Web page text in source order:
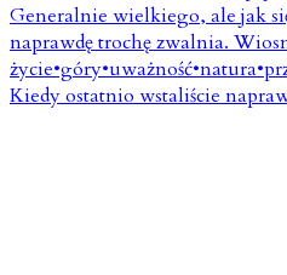
Kiedy ostatnio wstaliście